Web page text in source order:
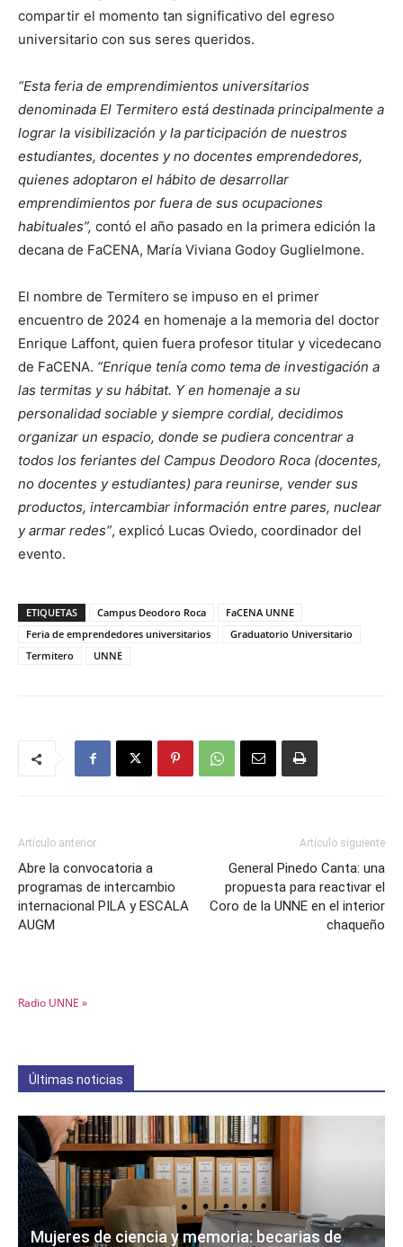
compartir el momento tan significativo del egreso
universitario con sus seres queridos.
“Esta feria de emprendimientos universitarios
denominada El Termitero está destinada principalmente a
lograr la visibilización y la participación de nuestros
estudiantes, docentes y no docentes emprendedores,
quienes adoptaron el hábito de desarrollar
emprendimientos por fuera de sus ocupaciones
habituales”, contó el año pasado en la primera edición la
decana de FaCENA, María Viviana Godoy Guglielmone.
El nombre de Termitero se impuso en el primer
encuentro de 2024 en homenaje a la memoria del doctor
Enrique Laffont, quien fuera profesor titular y vicedecano
de FaCENA. “Enrique tenía como tema de investigación a
las termitas y su hábitat. Y en homenaje a su
personalidad sociable y siempre cordial, decidimos
organizar un espacio, donde se pudiera concentrar a
todos los feriantes del Campus Deodoro Roca (docentes,
no docentes y estudiantes) para reunirse, vender sus
productos, intercambiar información entre pares, nuclear
y armar redes”, explicó Lucas Oviedo, coordinador del
evento.
ETIQUETAS Campus Deodoro Roca
FaCENA UNNE
Feria de emprendedores universitarios
Graduatorio Universitario
Termitero
UNNE
Artículo anterior
Abre la convocatoria a
programas de intercambio
internacional PILA y ESCALA
AUGM
Artículo siguiente
General Pinedo Canta: una
propuesta para reactivar el
Coro de la UNNE en el interior
chaqueño
Radio UNNE »
Últimas noticias
Mujeres de ciencia y memoria: becarias de